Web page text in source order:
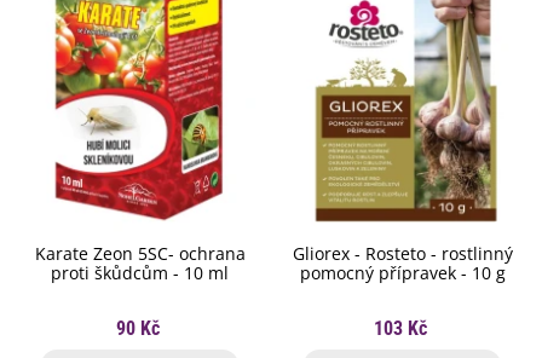
Karate Zeon 5SC- ochrana
proti škůdcům - 10 ml
90 Kč
Gliorex - Rosteto - rostlinný
pomocný přípravek - 10 g
103 Kč